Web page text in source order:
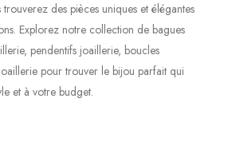
des pièces uniques et élégantes
Explorez notre collection de bagues
pendentifs joaillerie, boucles
pour trouver le bijou parfait qui
et à votre budget.